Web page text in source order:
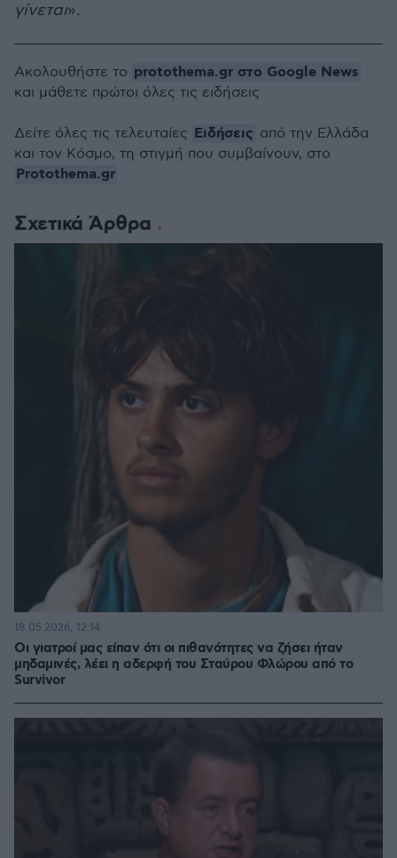
γίνεται».
Σχετικά Άρθρα
Οι γιατροί μας είπαν ότι οι πιθανότητες να ζήσει ήταν
μηδαμινές, λέει η αδερφή του Σταύρου Φλώρου από το
Survivor
18.05.2026, 12:14
Ακολουθήστε το protothema.gr στο Google News
και μάθετε πρώτοι όλες τις ειδήσεις
Δείτε όλες τις τελευταίες Ειδήσεις από την Ελλάδα
και τον Κόσμο, τη στιγμή που συμβαίνουν, στο
Protothema.gr